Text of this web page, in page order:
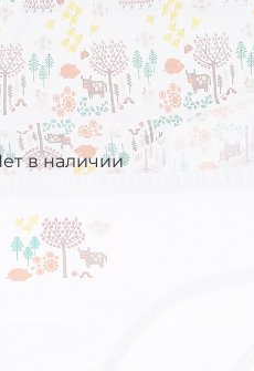
в наличии